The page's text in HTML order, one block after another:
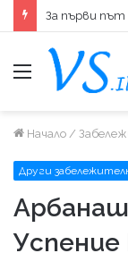
За първи път
меню
Начало /
Други
Успение